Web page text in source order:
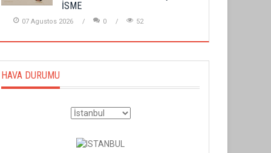
İSME
07 Agustos 2026 0 52
HAVA DURUMU